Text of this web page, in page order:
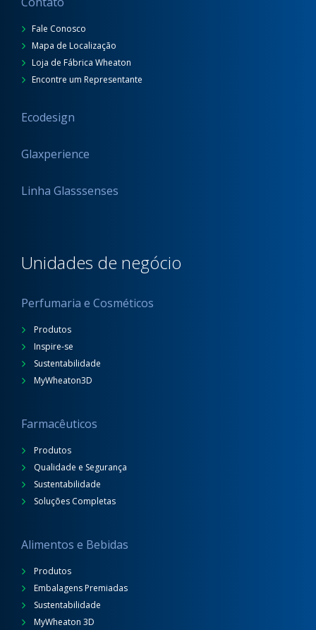
Fale Conosco
Mapa de Localização
Loja de Fábrica Wheaton
Encontre um Representante
Ecodesign
Glaxperience
Linha Glasssenses
Unidades de negócio
Perfumaria e Cosméticos
Produtos
Inspire-se
Sustentabilidade
MyWheaton3D
Farmacêuticos
Produtos
Qualidade e Segurança
Sustentabilidade
Soluções Completas
Alimentos e Bebidas
Produtos
Embalagens Premiadas
Sustentabilidade
MyWheaton 3D